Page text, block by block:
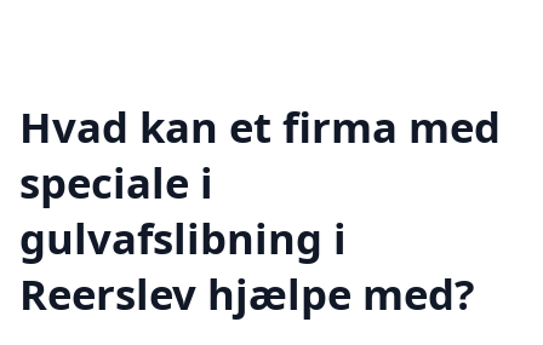
Hvad kan et firma med
speciale i
gulvafslibning i
Reerslev hjælpe med?